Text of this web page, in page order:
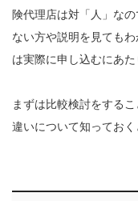
険代理店は対「人」な
ない方や説明を見ても
は実際に申し込むにあた
まずは比較検討をする
違いについて知っておく